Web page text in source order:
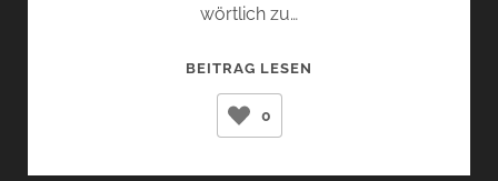
wörtlich zu…
BEITRAG LESEN
0